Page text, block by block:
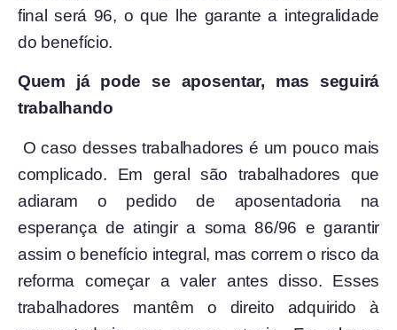
final será 96, o que lhe garante a integralidade
do benefício.
Quem já pode se aposentar, mas seguirá
trabalhando
O caso desses trabalhadores é um pouco mais
complicado. Em geral são trabalhadores que
adiaram o pedido de aposentadoria na
esperança de atingir a soma 86/96 e garantir
assim o benefício integral, mas correm o risco da
reforma começar a valer antes disso. Esses
trabalhadores mantêm o direito adquirido à